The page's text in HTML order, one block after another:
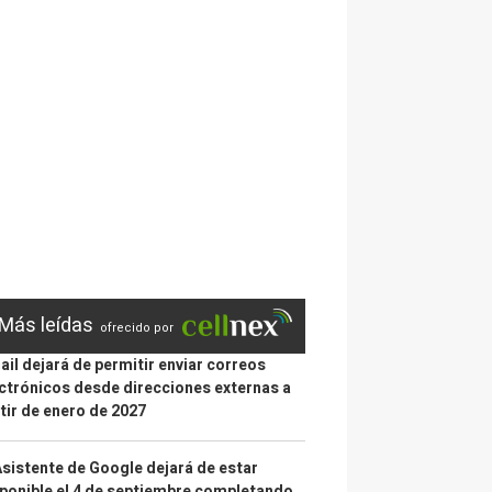
Más leídas ofrecido por
dejará de permitir enviar correos
desde direcciones externas a
de enero de 2027
de Google dejará de estar